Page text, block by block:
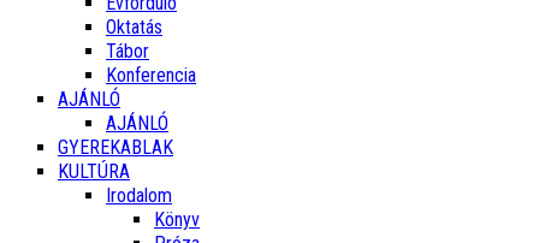
Oktatás
Tábor
Konferencia
AJÁNLÓ
AJÁNLÓ
GYEREKABLAK
KULTÚRA
Irodalom
Könyv